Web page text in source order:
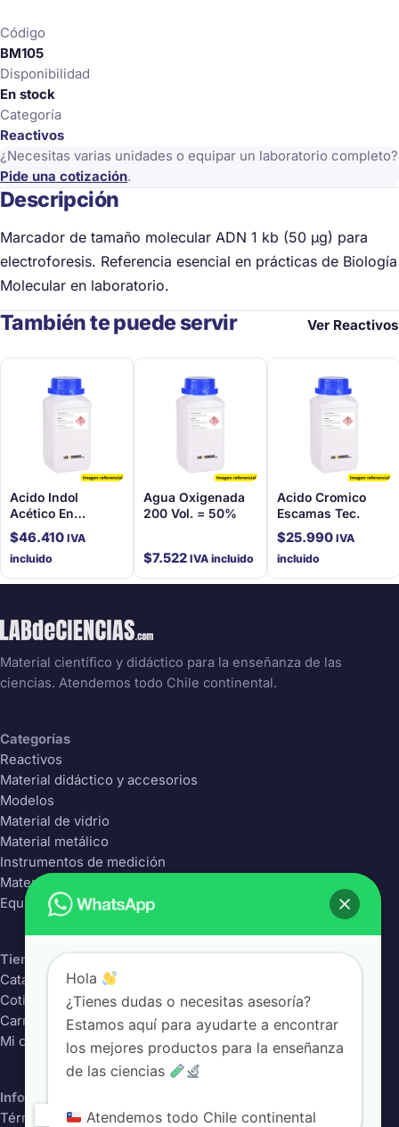
50
Ug
cantidad
Código
BM105
Disponibilidad
En stock
Categoría
Reactivos
¿Necesitas varias unidades o equipar un laboratorio completo?
Pide una cotización.
Descripción
Marcador de tamaño molecular ADN 1 kb (50 µg) para
electroforesis. Referencia esencial en prácticas de Biología
Molecular en laboratorio.
También te puede servir Ver Reactivos
Acido Indol
Acético En
Solución (1 Mg/Ml)
$46.410 IVA
incluido
Agua Oxigenada
200 Vol. = 50%
$7.522 IVA incluido
Acido Cromico
Escamas Tec.
$25.990 IVA
incluido
Material científico y didáctico para la enseñanza de las
ciencias. Atendemos todo Chile continental.
Categorías
Reactivos
Material didáctico y accesorios
Modelos
Material de vidrio
Material metálico
Instrumentos de medición
Material Plástico
Equipos de laboratorio
Tienda
Catálogo completo
Cotizador
Carrito
Mi cuenta
Información
Términos y condiciones
Hola
¿Tienes dudas o necesitas asesoría?
Estamos aquí para ayudarte a encontrar
los mejores productos para la enseñanza
de las ciencias
Atendemos todo Chile continental